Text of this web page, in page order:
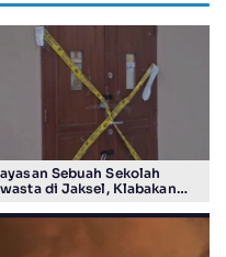
Sebuah Sekolah
di Jaksel, Klabakan